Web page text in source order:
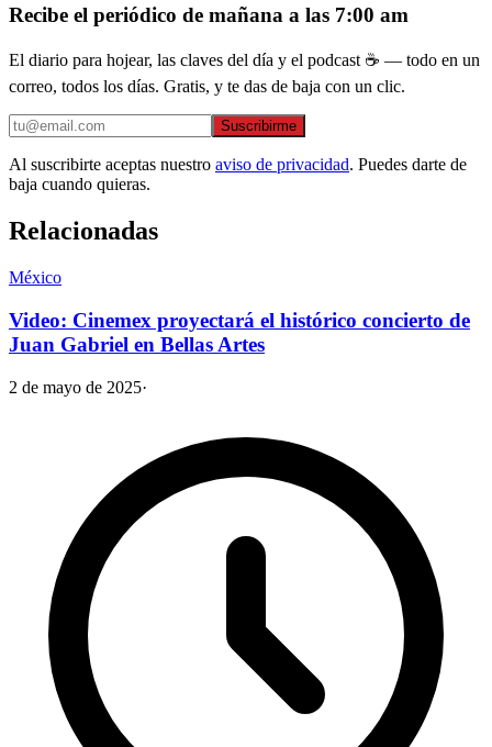
Recibe el periódico de mañana a las 7:00 am
El diario para hojear, las claves del día y el podcast ☕ — todo en un
correo, todos los días. Gratis, y te das de baja con un clic.
Suscribirme
Al suscribirte aceptas nuestro aviso de privacidad. Puedes darte de
baja cuando quieras.
Relacionadas
México
Video: Cinemex proyectará el histórico concierto de
Juan Gabriel en Bellas Artes
2 de mayo de 2025·